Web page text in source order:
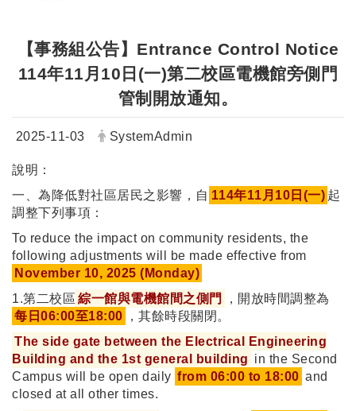
【事務組公告】Entrance Control Notice
114年11月10日(一)第二校區電機館旁側門
管制開放通知。
日期：
2025-11-03 發布者：
SystemAdmin
說明：
一、為降低對社區居民之影響，自 114年11月10日(一) 起
調整下列事項：
To reduce the impact on community residents, the
following adjustments will be made effective from
November 10, 2025 (Monday)
1.第二校區 綜一館與電機館間之側門
，開放時間調整為
每日06:00至18:00
，其餘時段關閉。
The side gate between the Electrical Engineering
Building and the 1st general building in the Second
Campus will be open daily from 06:00 to 18:00 and
closed at all other times.